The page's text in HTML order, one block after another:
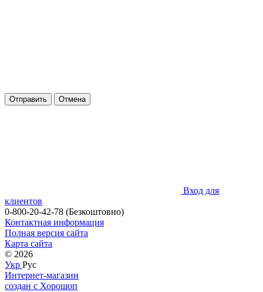
Отправить Отмена
Вход для
клиентов
0-800-20-42-78 (Безкоштовно)
Контактная информация
Полная версия сайта
Карта сайта
© 2026
Укр Рус
Интернет-магазин
создан с Хорошоп